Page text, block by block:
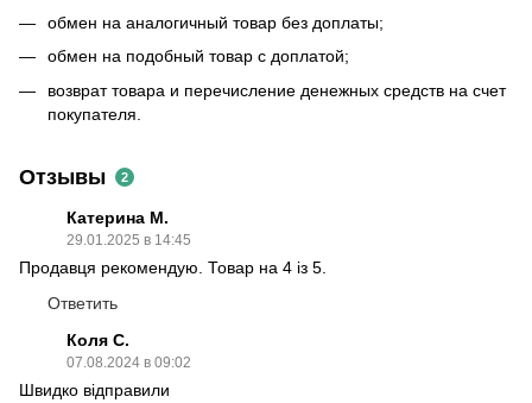
обмен на аналогичный товар без доплаты;
обмен на подобный товар с доплатой;
возврат товара и перечисление денежных средств на счет
покупателя.
Отзывы 2
Катерина М.
29.01.2025 в 14:45
Продавця рекомендую. Товар на 4 із 5.
Ответить
Коля С.
07.08.2024 в 09:02
Швидко відправили